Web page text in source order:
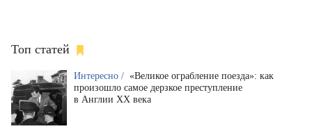
Топ статей
Интересно / «Великое ограбление поезда»: как
произошло самое дерзкое преступление
в Англии XX века